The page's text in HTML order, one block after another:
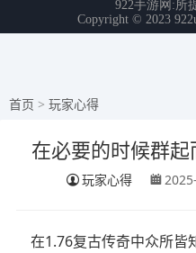
首页 > 玩家心得
在必要的时候群
玩家心得
在1.76复古传奇中众所皆